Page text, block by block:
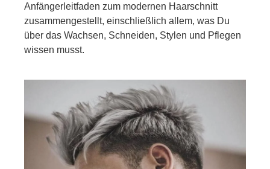
Anfängerleitfaden zum modernen Haarschnitt
zusammengestellt, einschließlich allem, was Du
über das Wachsen, Schneiden, Stylen und Pflegen
wissen musst.